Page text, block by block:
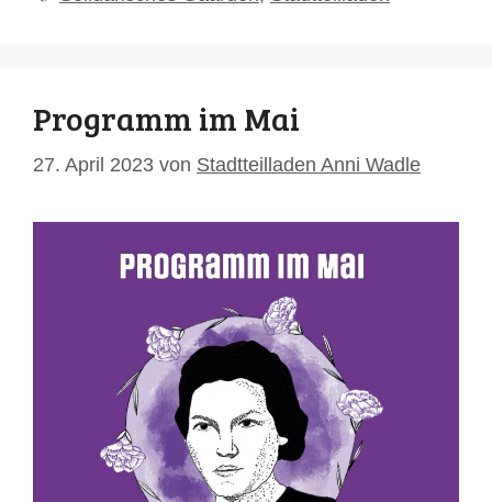
Programm im Mai
27. April 2023 von Stadtteilladen Anni Wadle